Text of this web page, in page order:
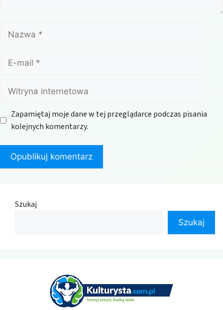
Nazwa
mail
Witryna
internetowa
Zapamiętaj moje dane w tej przeglądarce podczas pisania
kolejnych komentarzy.
Szukaj
Szukaj